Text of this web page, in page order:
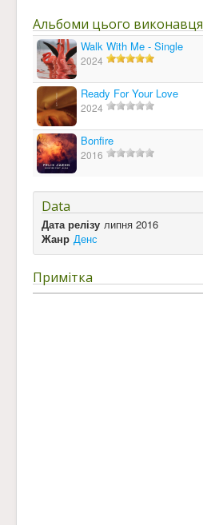
Альбоми цього виконавця
Walk With Me - Single
2024
Ready For Your Love
2024
Bonfire
2016
Data
Дата релізу липня 2016
Жанр Денс
Примітка